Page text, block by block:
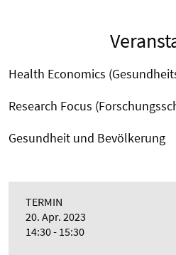
Health Economics
Research Focus
Gesundheit und Bevölkerung
TERMIN
20. Apr. 2023
14:30 - 15:30